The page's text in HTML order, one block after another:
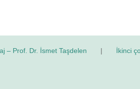
– Prof. Dr. İsmet Taşdelen | İkinci